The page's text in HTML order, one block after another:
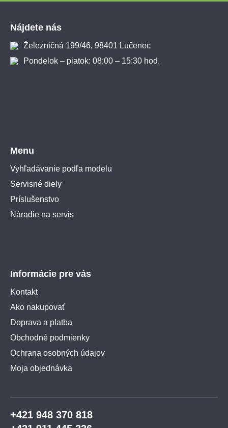
Nájdete nás
Železničná 199/46, 98401 Lučenec
Pondelok – piatok: 08:00 – 15:30 hod.
Menu
Vyhľadávanie podľa modelu
Servisné diely
Príslušenstvo
Náradie na servis
Informácie pre vás
Kontakt
Ako nakupovať
Doprava a platba
Obchodné podmienky
Ochrana osobných údajov
Moja objednávka
+421 948 370 818